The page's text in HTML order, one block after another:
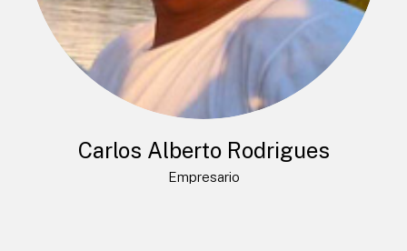
Carlos Alberto Rodrigues
Empresario